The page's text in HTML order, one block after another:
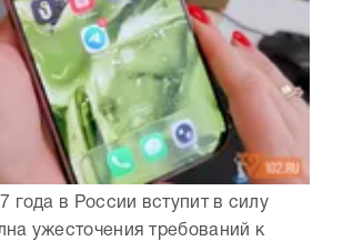
года в России вступит в силу
ужесточения требований к